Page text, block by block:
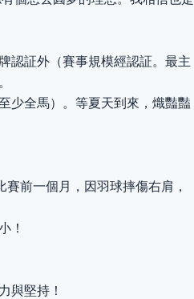
認証外（賽事規模經認証。最主
少全馬）。等夏天到來，熾豔豔
前一個月，因羽球摔傷右肩，
！
與堅持！